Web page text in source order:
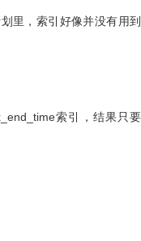
里，索引好像并没有用到
索引，结果只要